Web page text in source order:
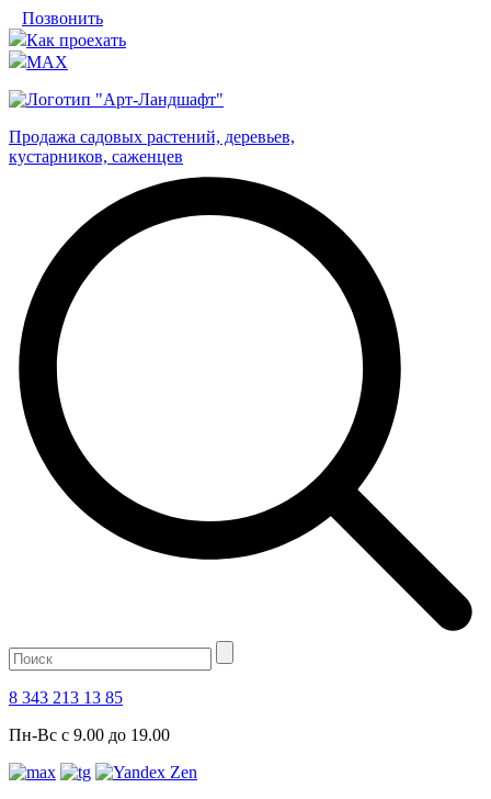
Позвонить
Как проехать
MAX
Продажа садовых растений, деревьев,
кустарников, саженцев
8 343 213 13 85
Пн-Вс с 9.00 до 19.00